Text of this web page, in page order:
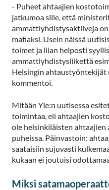
- Puheet ahtaajien
jatkumoa sille, että
ammattiyhdistysaktiiveja
mafiaksi. Usein näissä
toimet ja liian helposti
ammattiyhdistysliikettä
Helsingin ahtaustyöntekijät
kommentoi.
Mitään Yle:n uutisessa
toimintaa, eli ahtaajien
ole helsinkiläisten
puheissa. Päinvastoin:
saataisiin sujuvasti
kukaan ei joutuisi
Miksi